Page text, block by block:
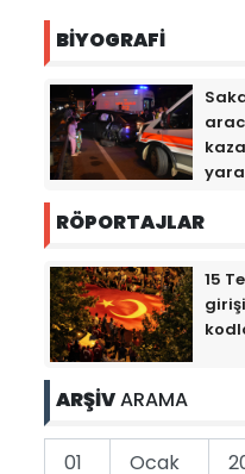
BİYOGRAFİ
RÖPORTAJLAR
15
ARŞİVARAMA